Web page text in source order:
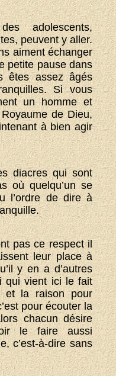
adolescents,
peuvent y aller.
aiment échanger
petite pause dans
êtes assez âgés
Si vous
un homme et
de Dieu,
à bien agir
diacres qui sont
où quelqu’un se
l’ordre de dire à
pas ce respect il
leur place à
y en a d’autres
qui vient ici le fait
et la raison pour
pour écouter la
chacun désire
le faire aussi
c’est-à-dire sans